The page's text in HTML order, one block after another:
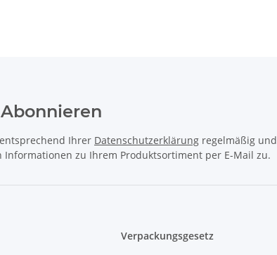
Ihrer Datenschutzerklärung regelmäßig und
zu Ihrem Produktsortiment per E-Mail zu.
Verpackungsgesetz